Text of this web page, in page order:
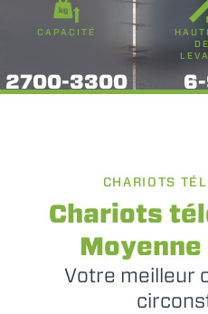
CAPACITÉ
2700-3300
DE
CHARIOTS
Chariots
Votre meilleur